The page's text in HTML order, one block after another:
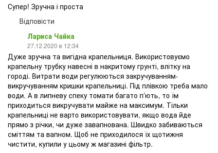
Супер! Зручна і проста
Відповісти
Лариса Чайка
27.12.2020 в 12:34
Дуже зручна та вигідна крапельниця. Використовуємо
крапельну трубку навесні в накритому грунті, влітку на
городі. Витрати води регулюються закручуванням-
викручуванням кришки крапельниці. Під плівкою треба мало
води. А в липневу спеку томати багато п’ють, то їм
приходиться викручувати майже на максимум. Тільки
крапельниці не варто використовувати, якщо вода йде
прямо з річки, чи дуже завапнована. Швидко забиваються
сміттям та вапном. Щоб не приходилося їх щотижня
чистити, купили у цьому ж магазині фільтр.